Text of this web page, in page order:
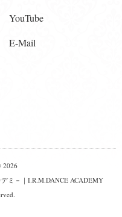
Mail
2026
ミ－｜I.R.M.DANCE ACADEMY